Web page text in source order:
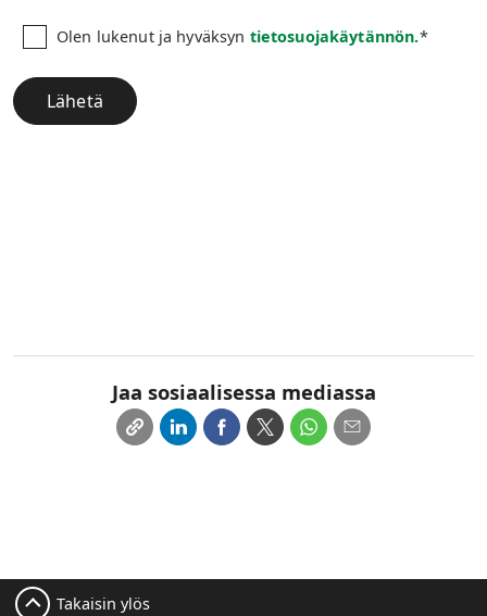
Olen lukenut ja hyväksyn tietosuojakäytännön.*
Lähetä
Jaa sosiaalisessa mediassa
Takaisin ylös